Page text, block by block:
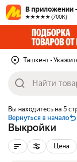
В приложении
★★★★★ (700К)
Ташкент •
Вы находитесь на 5
Вернуться в начало
Выкройки
Цена